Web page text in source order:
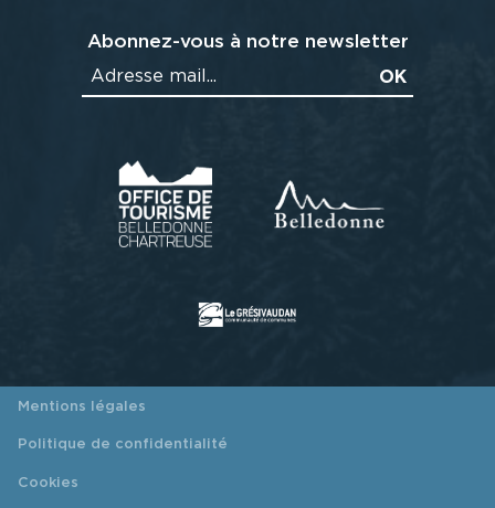
Abonnez-vous à notre newsletter
Mentions légales
Politique de confidentialité
Cookies